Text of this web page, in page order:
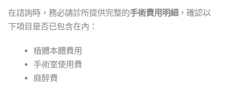
在諮詢時，務必請診所提供完整的手術費用明細 ，確認以
下項目是否已包含在內：
植體本體費用
手術室使用費
麻醉費